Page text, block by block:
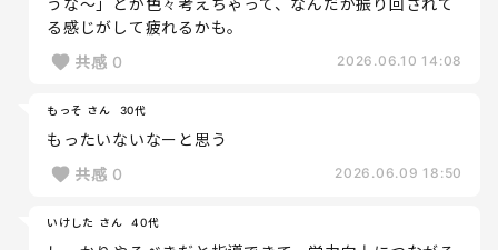
る感じがして疲れるかも。
共感 0 2026.06.10 14:08
もっそ さん 30代
もったいないなーと思う
共感 0 2026.06.09 18:50
いけした さん 40代